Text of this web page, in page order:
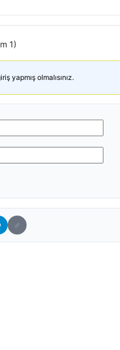
1)
yapmış olmalısınız.